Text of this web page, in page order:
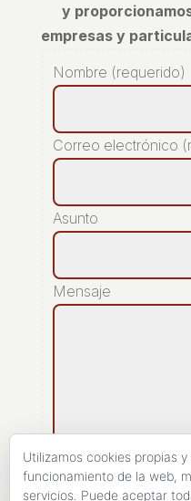
y
empresas y
Nombre (requerido)
Correo electrónico
Asunto
Mensaje
Utilizamos cookies propias
funcionamiento de la web,
servicios. Puede aceptar